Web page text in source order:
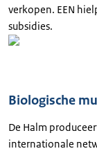
tekst
verkopen. EEN
subsidies.
Biologische
De Halm
internationale